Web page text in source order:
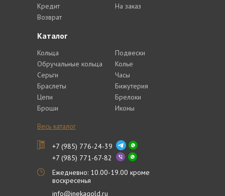
Каталог
Кольца
Обручальные кольца
Серьги
Браслеты
Цепи
Броши
Подвески
Колье
Часы
Бижутерия
Брелоки
Иконы
Весь каталог
Кредит
Возврат
На заказ
+7 (985) 776-24-39
+7 (985) 771-67-82
Ежедневно: 10.00-19.00 кроме
воскресенья
info@inekagold.ru